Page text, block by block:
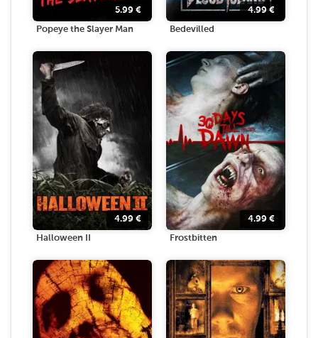
5.99 €
Popeye the Slayer Man
4.99€
Bedevilled
4.99 €
Halloween II
4.99 €
Frostbitten